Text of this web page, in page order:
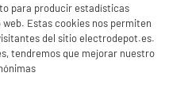
para producir estadísticas
Estas cookies nos permiten
del sitio electrodepot.es.
tendremos que mejorar nuestro